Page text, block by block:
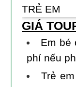
GIÁ
Em bé
phí nếu
Trẻ